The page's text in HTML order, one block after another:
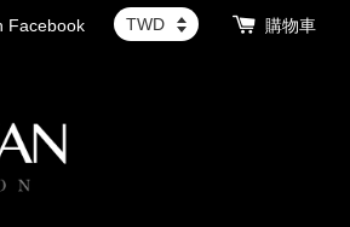
Facebook 購物車